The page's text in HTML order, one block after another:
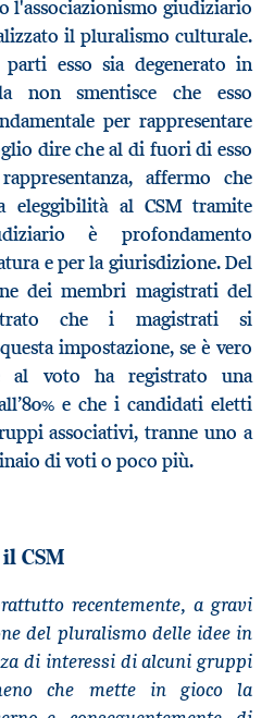
l'associazionismo giudiziario
il pluralismo culturale.
esso sia degenerato in
non smentisce che esso
per rappresentare
dire che al di fuori di esso
affermo che
eleggibilità al CSM tramite
è profondamento
e per la giurisdizione. Del
dei membri magistrati del
che i magistrati si
impostazione, se è vero
al voto ha registrato una
e che i candidati eletti
associativi, tranne uno a
di voti o poco più.
CSM
recentemente, a gravi
del pluralismo delle idee in
di interessi di alcuni gruppi
che mette in gioco la